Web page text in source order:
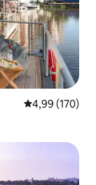
4,99 de uma
4,99 (170)